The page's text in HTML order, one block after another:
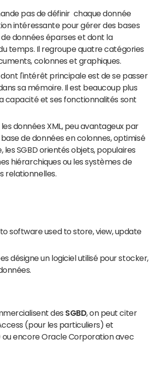
pas de définir chaque donnée
intéressante pour gérer des bases
données éparses et dont la
temps. Il regroupe quatre catégories
colonnes et graphiques.
l'intérêt principale est de se passer
sa mémoire. Il est beaucoup plus
capacité et ses fonctionnalités sont
données XML, peu avantageux par
de données en colonnes, optimisé
SGBD orientés objets, populaires
hiérarchiques ou les systèmes de
relationnelles.
software used to store, view, update
désigne un logiciel utilisé pour stocker,
des SGBD, on peut citer
(pour les particuliers) et
encore Oracle Corporation avec